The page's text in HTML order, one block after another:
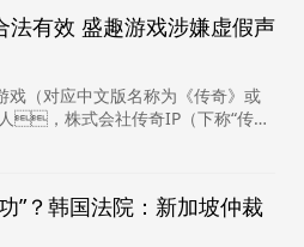
法有效 盛趣游戏涉嫌虚假声
（对应中文版名称为《传奇》或
，株式会社传奇IP（下称“传奇
？韩国法院：新加坡仲裁